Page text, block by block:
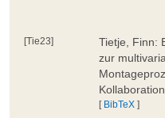
[Tie23]
Tietje, Finn:
zur
[ BibTeX ]